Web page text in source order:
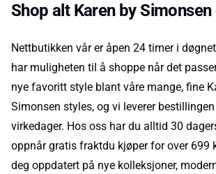
Shop alt Karen by Simonsen
Nettbutikken vår er åpen 24 timer i
har muligheten til å shoppe når det
nye favoritt style blant våre mange, fine
Simonsen styles, og vi leverer
virkedager. Hos oss har du alltid 30
oppnår gratis fraktdu kjøper for over 699
deg oppdatert på nye kolleksjoner,